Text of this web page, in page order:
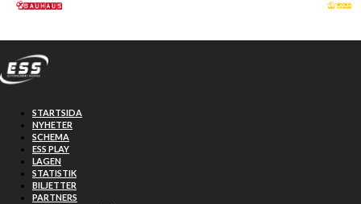
Hoppa till huvudinnehåll
STARTSIDA
NYHETER
SCHEMA
ESS PLAY
LAGEN
STATISTIK
BILJETTER
PARTNERS